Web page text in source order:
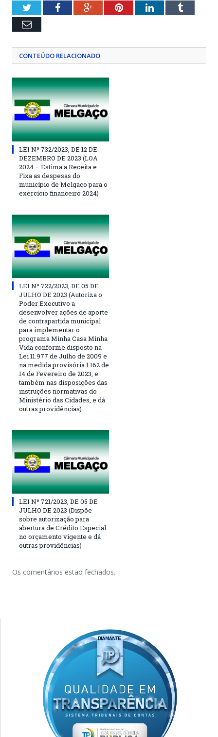
TwitterFacebookGoogle+PinterestLinkedInTumblr
Email
CONTEÚDO RELACIONADO
LEI Nº 732/2023, DE 12 DE
DEZEMBRO DE 2023 (LOA
2024 – Estima a Receita e
Fixa as despesas do
município de Melgaço para o
exercício financeiro 2024)
LEI Nº 722/2023, DE 05 DE
JULHO DE 2023 (Autoriza o
Poder Executivo a
desenvolver ações de aporte
de contrapartida municipal
para implementar o
programa Minha Casa Minha
Vida conforme disposto na
Lei 11.977 de Julho de 2009 e
na medida provisória 1.162 de
14 de Fevereiro de 2023, e
também nas disposições das
instruções normativas do
Ministério das Cidades, e dá
outras providências)
LEI Nº 721/2023, DE 05 DE
JULHO DE 2023 (Dispõe
sobre autorização para
abertura de Crédito Especial
no orçamento vigente e dá
outras providências)
Os comentários estão fechados.